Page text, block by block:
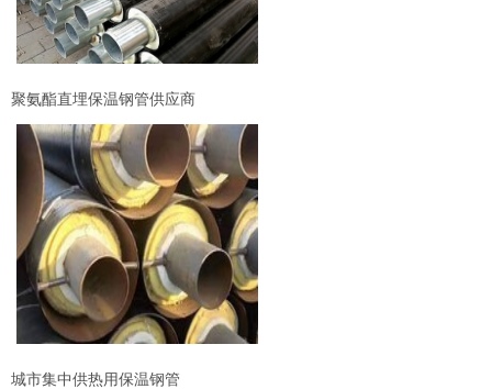
聚氨酯直埋保温钢管供应商
城市集中供热用保温钢管